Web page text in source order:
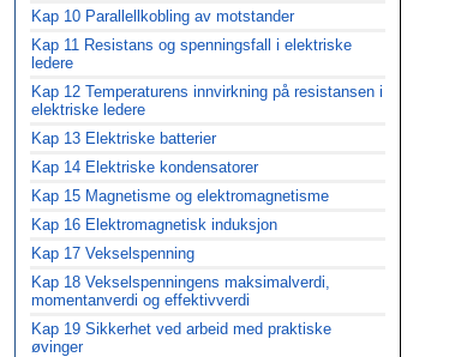
Kap 10 Parallellkobling av motstander
Kap 11 Resistans og spenningsfall i elektriske
ledere
Kap 12 Temperaturens innvirkning på resistansen i
elektriske ledere
Kap 13 Elektriske batterier
Kap 14 Elektriske kondensatorer
Kap 15 Magnetisme og elektromagnetisme
Kap 16 Elektromagnetisk induksjon
Kap 17 Vekselspenning
Kap 18 Vekselspenningens maksimalverdi,
momentanverdi og effektivverdi
Kap 19 Sikkerhet ved arbeid med praktiske
øvinger